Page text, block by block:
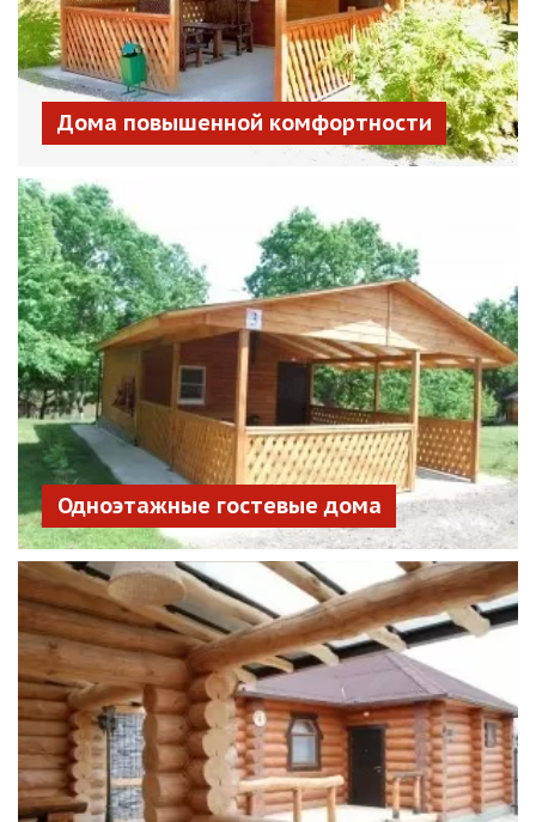
Дома повышенной комфортности
Одноэтажные гостевые дома